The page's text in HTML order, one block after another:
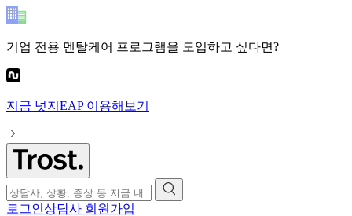
기업 전용 멘탈케어 프로그램을 도입하고 싶다면?
지금 넛지EAP이용해보기
로그인상담사 회원가입